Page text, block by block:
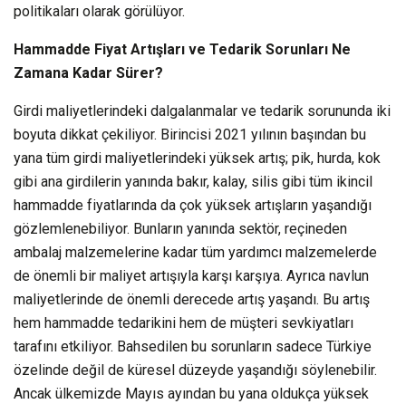
politikaları olarak görülüyor.
Hammadde Fiyat Artışları ve Tedarik Sorunları Ne
Zamana Kadar Sürer?
Girdi maliyetlerindeki dalgalanmalar ve tedarik sorununda iki
boyuta dikkat çekiliyor. Birincisi 2021 yılının başından bu
yana tüm girdi maliyetlerindeki yüksek artış; pik, hurda, kok
gibi ana girdilerin yanında bakır, kalay, silis gibi tüm ikincil
hammadde fiyatlarında da çok yüksek artışların yaşandığı
gözlemlenebiliyor. Bunların yanında sektör, reçineden
ambalaj malzemelerine kadar tüm yardımcı malzemelerde
de önemli bir maliyet artışıyla karşı karşıya. Ayrıca navlun
maliyetlerinde de önemli derecede artış yaşandı. Bu artış
hem hammadde tedarikini hem de müşteri sevkiyatları
tarafını etkiliyor. Bahsedilen bu sorunların sadece Türkiye
özelinde değil de küresel düzeyde yaşandığı söylenebilir.
Ancak ülkemizde Mayıs ayından bu yana oldukça yüksek